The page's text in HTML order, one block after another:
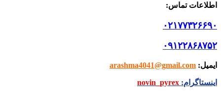
اطلاعات تماس:
۰۲۱۷۷۳۲۶۶۹۰
۰۹۱۲۲۸۶۸۷۵۲
ایمیل:
arashma4041@gmail.com
اینستاگرام:
novin_pyrex